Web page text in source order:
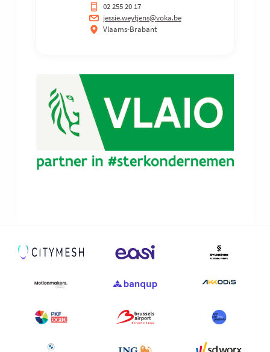
02 255 20 17
jessie.weytjens@voka.be
Vlaams-Brabant